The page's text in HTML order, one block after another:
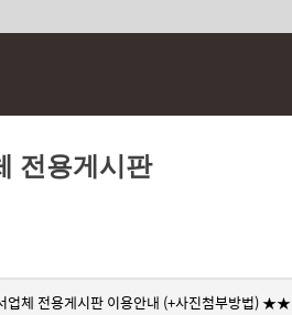
전용게시판
체 전용게시판 이용안내 (+사진첨부방법) ★★